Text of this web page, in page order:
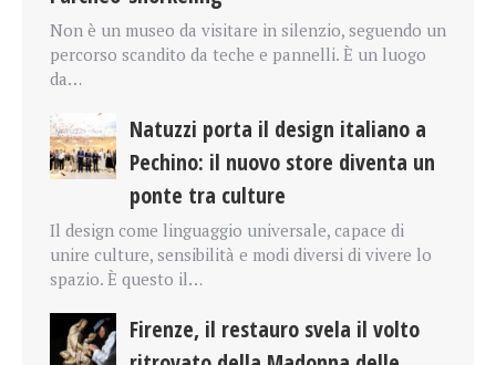
Non è un museo da visitare in silenzio, seguendo un
percorso scandito da teche e pannelli. È un luogo
da…
Natuzzi porta il design italiano a
Pechino: il nuovo store diventa un
ponte tra culture
Il design come linguaggio universale, capace di
unire culture, sensibilità e modi diversi di vivere lo
spazio. È questo il…
Firenze, il restauro svela il volto